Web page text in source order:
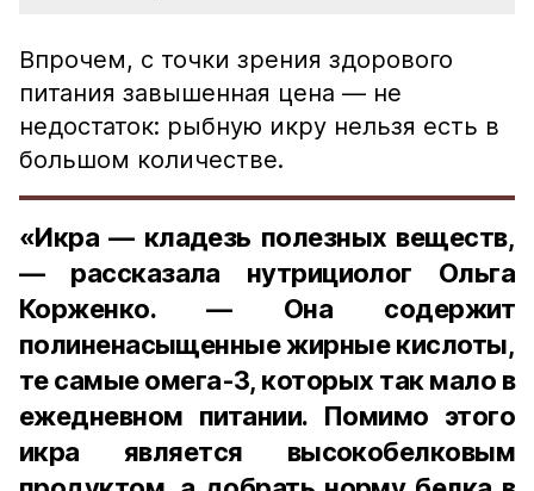
Впрочем, с точки зрения здорового
питания завышенная цена — не
недостаток: рыбную икру нельзя есть в
большом количестве.
«Икра — кладезь полезных веществ,
— рассказала нутрициолог Ольга
Корженко. — Она содержит
полиненасыщенные жирные кислоты,
те самые омега-3, которых так мало в
ежедневном питании. Помимо этого
икра является высокобелковым